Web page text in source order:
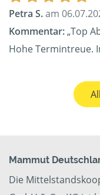
Petra S.am
Kommentar:„Top
Hohe Termintreue.
Mammut
Die